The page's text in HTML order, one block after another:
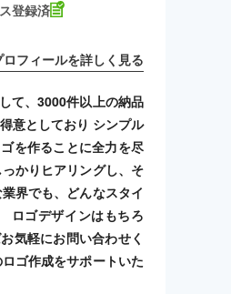
登録済
ロフィールを詳しく見る
て、3000件以上の納品
意としており シンプル
を作ることに全力を尽
かりヒアリングし、そ
界でも、どんなスタイ
ロゴデザインはもちろ
気軽にお問い合わせく
ゴ作成をサポートいた